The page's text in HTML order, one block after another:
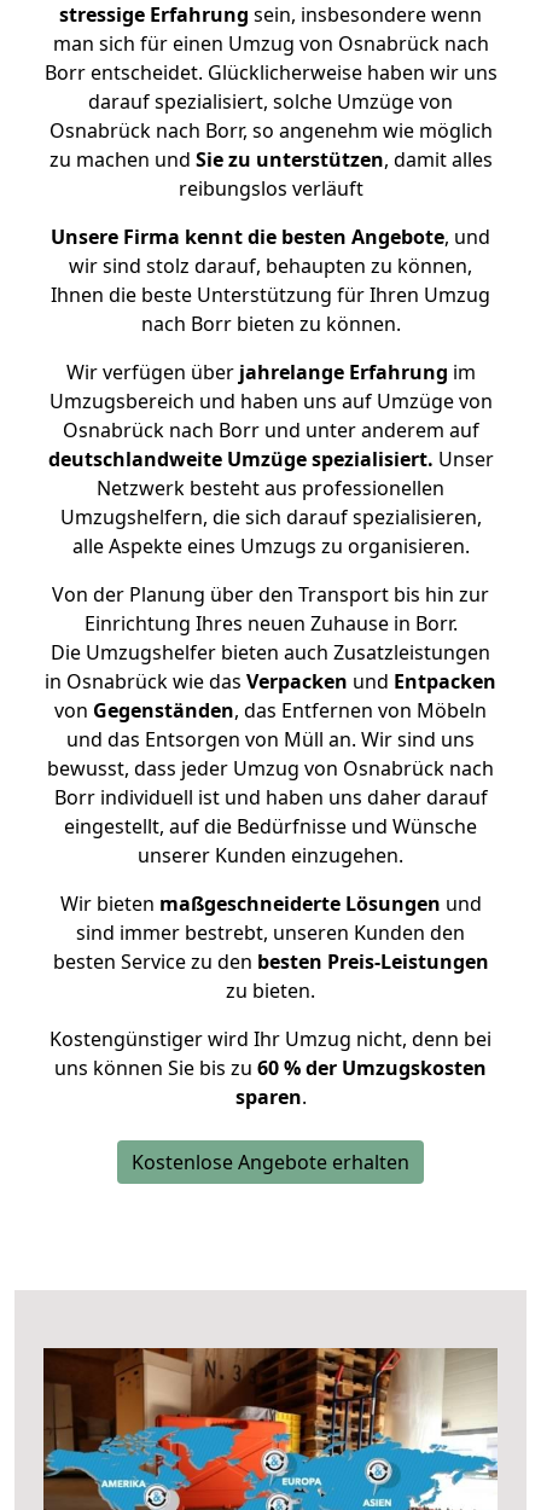
stressige Erfahrung sein, insbesondere wenn
man sich für einen Umzug von Osnabrück nach
Borr entscheidet. Glücklicherweise haben wir uns
darauf spezialisiert, solche Umzüge von
Osnabrück nach Borr, so angenehm wie möglich
zu machen und Sie zu unterstützen, damit alles
reibungslos verläuft
Unsere Firma kennt die besten Angebote, und
wir sind stolz darauf, behaupten zu können,
Ihnen die beste Unterstützung für Ihren Umzug
nach Borr bieten zu können.
Wir verfügen überjahrelange Erfahrung im
Umzugsbereich und haben uns auf Umzüge von
Osnabrück nach Borr und unter anderem auf
deutschlandweite Umzüge spezialisiert. Unser
Netzwerk besteht aus professionellen
Umzugshelfern, die sich darauf spezialisieren,
alle Aspekte eines Umzugs zu organisieren.
Von der Planung über den Transport bis hin zur
Einrichtung Ihres neuen Zuhause in Borr.
Die Umzugshelfer bieten auch Zusatzleistungen
in Osnabrück wie das Verpacken und Entpacken
von Gegenständen, das Entfernen von Möbeln
und das Entsorgen von Müll an. Wir sind uns
bewusst, dass jeder Umzug von Osnabrück nach
Borr individuell ist und haben uns daher darauf
eingestellt, auf die Bedürfnisse und Wünsche
unserer Kunden einzugehen.
Wir bieten maßgeschneiderte Lösungen und
sind immer bestrebt, unseren Kunden den
besten Service zu den besten Preis-Leistungen
zu bieten.
Kostengünstiger wird Ihr Umzug nicht, denn bei
uns können Sie bis zu 60 % der Umzugskosten
sparen.
Kostenlose Angebote erhalten